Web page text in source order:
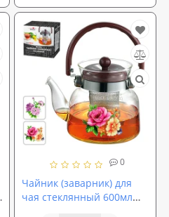
0
Чайник (заварник) для
чая стеклянный 600мл